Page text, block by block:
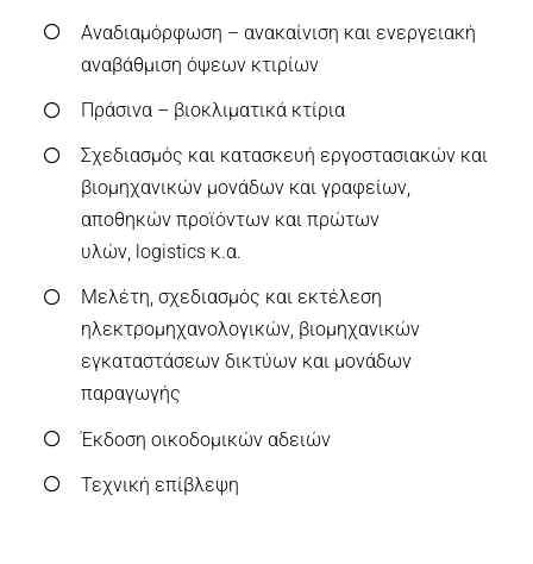
Αναδιαμόρφωση – ανακαίνιση και ενεργειακή
αναβάθμιση όψεων κτιρίων
Πράσινα – βιοκλιματικά κτίρια
Σχεδιασμός και κατασκευή εργοστασιακών και
βιομηχανικών μονάδων και γραφείων,
αποθηκών προϊόντων και πρώτων
υλών, logistics κ.α.
Μελέτη, σχεδιασμός και εκτέλεση
ηλεκτρομηχανολογικών, βιομηχανικών
εγκαταστάσεων δικτύων και μονάδων
παραγωγής
Έκδοση οικοδομικών αδειών
Τεχνική επίβλεψη